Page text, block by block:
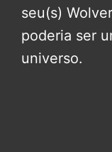
seu(s)
poderia ser
universo.